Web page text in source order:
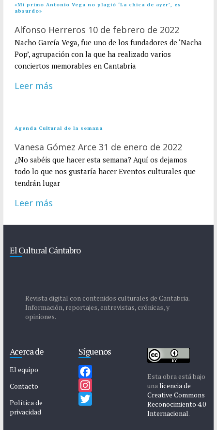
«Mi primo Antonio Vega no plagió ‘La chica de ayer’, es
absurdo»
Alfonso Herreros 10 de febrero de 2022
Nacho García Vega, fue uno de los fundadores de ‘Nacha
Pop’, agrupación con la que ha realizado varios
conciertos memorables en Cantabria
Leer más
Agenda Cultural de la semana
Vanesa Gómez Arce 31 de enero de 2022
¿No sabéis que hacer esta semana? Aquí os dejamos
todo lo que nos gustaría hacer Eventos culturales que
tendrán lugar
Leer más
El Cultural Cántabro
Revista digital con contenidos culturales de Cantabria.
Información, reportajes, entrevistas, crónicas, y
opiniones.
Acerca de
El equipo
Contacto
Política de
privacidad
Síguenos
F
a
I
Esta obra está bajo
unalicencia de
Creative Commons
Reconocimiento 4.0
Internacional.